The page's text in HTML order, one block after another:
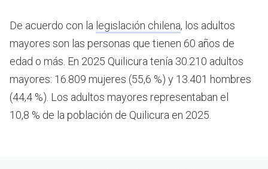
De acuerdo con la legislación chilena, los adultos
mayores son las personas que tienen 60 años de
edad o más. En 2025 Quilicura tenía 30.210 adultos
mayores: 16.809 mujeres (55,6 %) y 13.401 hombres
(44,4 %). Los adultos mayores representaban el
10,8 % de la población de Quilicura en 2025.